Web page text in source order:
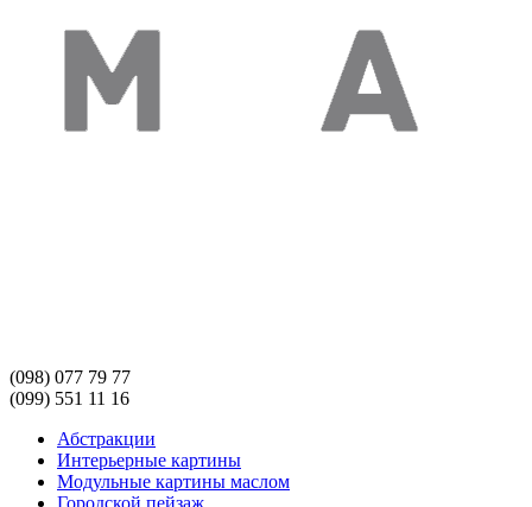
(098) 077 79 77
(099) 551 11 16
Абстракции
Интерьерные картины
Модульные картины маслом
Городской пейзаж